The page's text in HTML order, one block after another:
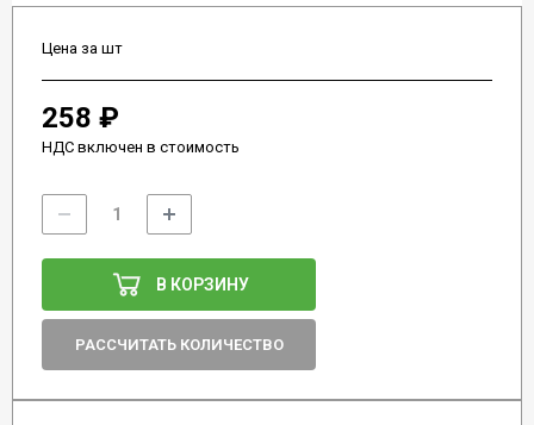
Цена за шт
258 ₽
НДС включен в стоимость
В КОРЗИНУ
РАССЧИТАТЬ КОЛИЧЕСТВО